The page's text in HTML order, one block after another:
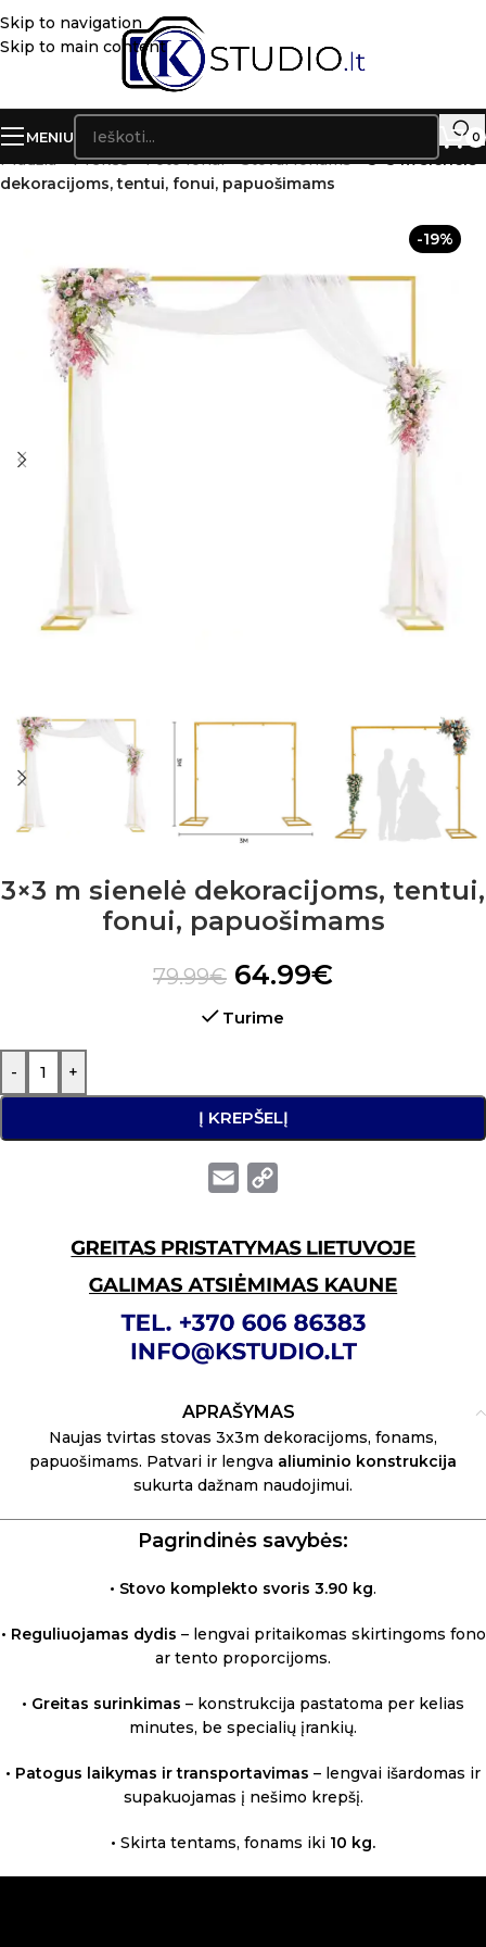
Skip to navigation
Skip to main content
MENIU 0
Pradžia»Prekės»Foto fonai – Stovai fonams»3×3 m sienelė
dekoracijoms, tentui, fonui, papuošimams
-19%
3×3 m sienelė dekoracijoms, tentui,
fonui, papuošimams
79.99€ 64.99€
Turime
- +
Į KREPŠELĮ
Email
APRAŠYMAS
Naujas tvirtas stovas 3x3m dekoracijoms, fonams,
papuošimams. Patvari ir lengva aliuminio konstrukcija
sukurta dažnam naudojimui.
Pagrindinės savybės:
• Stovo komplekto svoris 3.90 kg.
• Reguliuojamas dydis – lengvai pritaikomas skirtingoms fono
ar tento proporcijoms.
• Greitas surinkimas – konstrukcija pastatoma per kelias
minutes, be specialių įrankių.
• Patogus laikymas ir transportavimas – lengvai išardomas ir
supakuojamas į nešimo krepšį.
• Skirta tentams, fonams iki 10 kg.